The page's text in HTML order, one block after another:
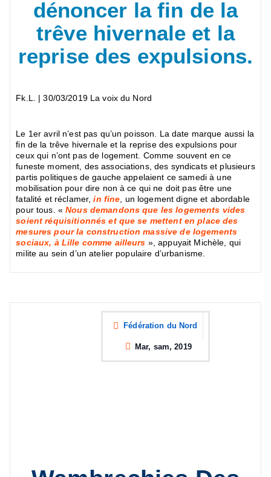
dénoncer la fin de la
trêve hivernale et la
reprise des expulsions.
Fk.L. | 30/03/2019 La voix du Nord
Le 1er avril n’est pas qu’un poisson. La date marque aussi la
fin de la trêve hivernale et la reprise des expulsions pour
ceux qui n’ont pas de logement. Comme souvent en ce
funeste moment, des associations, des syndicats et plusieurs
partis politiques de gauche appelaient ce samedi à une
mobilisation pour dire non à ce qui ne doit pas être une
fatalité et réclamer,in fine , un logement digne et abordable
pour tous. «Nous demandons que les logements vides
soient réquisitionnés et que se mettent en place des
mesures pour la construction massive de logements
sociaux, à Lille comme ailleurs », appuyait Michèle, qui
milite au sein d’un atelier populaire d’urbanisme.
Fédération du Nord
Mar, sam, 2019